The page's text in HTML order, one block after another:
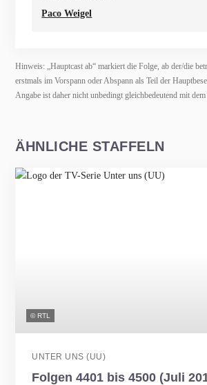
Paco Weigel
Hinweis: „Hauptcast ab“ markiert die Folge, ab der/die
erstmals im Vorspann oder Abspann als Teil der
Angabe ist daher nicht unbedingt gleichbedeutend mit
ÄHNLICHE STAFFELN
© RTL
UNTER UNS (UU)
Folgen 4401 bis 4500 (Juli 2012 bis